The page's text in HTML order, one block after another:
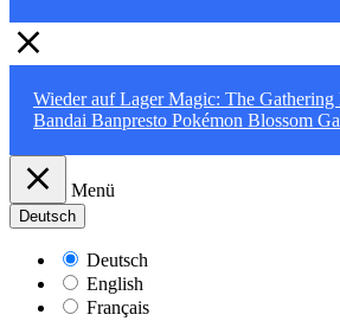
Wieder auf LagerMagic: The Gathering
Bandai Banpresto Pokémon Blossom
Menü
Deutsch
Deutsch
English
Français